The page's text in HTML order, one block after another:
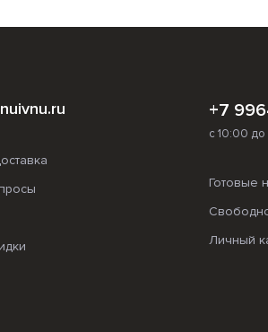
+7
с 10:00
Готовые
Личный